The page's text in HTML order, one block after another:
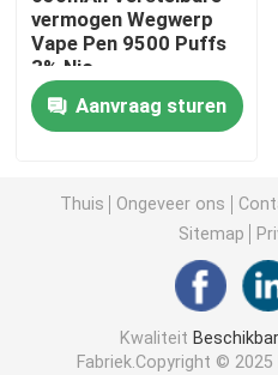
Elfbar Vape
Grote Puff Vape
Rookwolkbar Mini
Verloren Mary Vape
De V.S. Vape
vermogen Wegwerp
Vape Pen 9500 Puffs
3% Nic
Aanvraag sturen
Thuis Ongeveer ons
Sitemap
Kwaliteit
Fabriek.Copyright ©